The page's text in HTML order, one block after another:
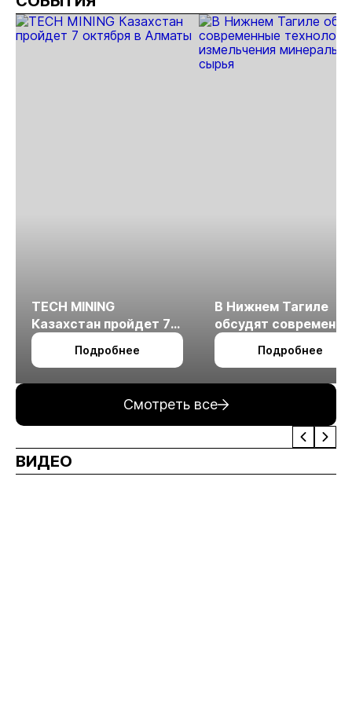
TECH MINING
Казахстан пройдет 7
октября в Алматы
Подробнее
В Нижнем Тагиле
обсудят
технологии
измельчения
Подробнее
Смотреть все
ВИДЕО